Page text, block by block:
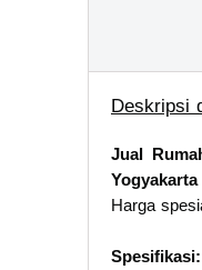
Deskripsi
Jual
Yogyakarta
Harga
Spesifikasi: